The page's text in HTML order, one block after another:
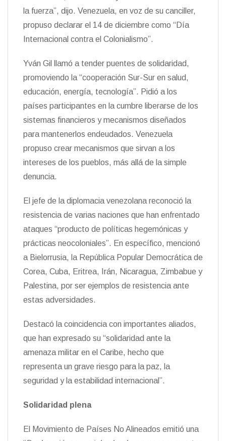
la fuerza”, dijo. Venezuela, en voz de su canciller,
propuso declarar el 14 de diciembre como “Día
Internacional contra el Colonialismo”.
Yván Gil llamó a tender puentes de solidaridad,
promoviendo la “cooperación Sur-Sur en salud,
educación, energía, tecnología”. Pidió a los
países participantes en la cumbre liberarse de los
sistemas financieros y mecanismos diseñados
para mantenerlos endeudados. Venezuela
propuso crear mecanismos que sirvan a los
intereses de los pueblos, más allá de la simple
denuncia.
El jefe de la diplomacia venezolana reconoció la
resistencia de varias naciones que han enfrentado
ataques “producto de políticas hegemónicas y
prácticas neocoloniales”. En específico, mencionó
a Bielorrusia, la República Popular Democrática de
Corea, Cuba, Eritrea, Irán, Nicaragua, Zimbabue y
Palestina, por ser ejemplos de resistencia ante
estas adversidades.
Destacó la coincidencia con importantes aliados,
que han expresado su “solidaridad ante la
amenaza militar en el Caribe, hecho que
representa un grave riesgo para la paz, la
seguridad y la estabilidad internacional”.
Solidaridad plena
El Movimiento de Países No Alineados emitió una